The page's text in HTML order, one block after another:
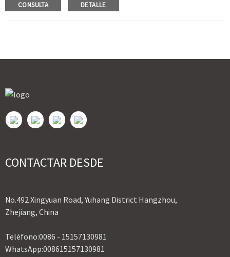
37280 está apto para Toyota Dyna Xku7_0 y So On. LHD (unidad de mano izquierda
CONSULTA DETALLE
CONTACTAR DESDE
No.492 Xingyuan Road, Yuhang District Hangzhou,
Zhejiang, China
Teléfono:0086 - 15157130981
WhatsApp:008615157130981